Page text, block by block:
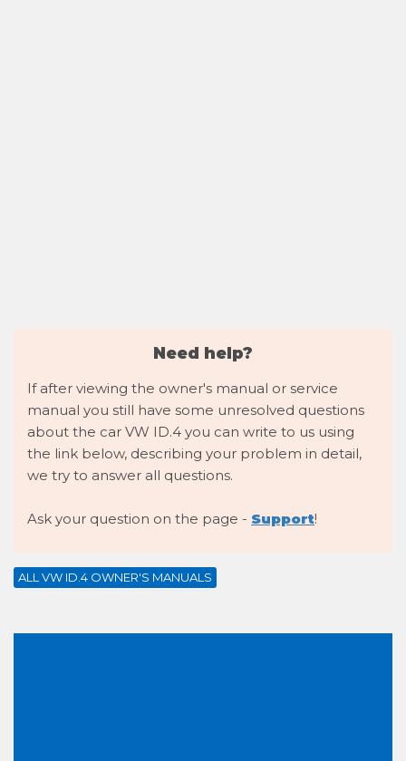
Need help?
If after viewing the owner's manual or service
manual you still have some unresolved questions
about the car VW ID.4 you can write to us using
the link below, describing your problem in detail,
we try to answer all questions.
Ask your question on the page - Support!
ALL VW ID.4 OWNER'S MANUALS